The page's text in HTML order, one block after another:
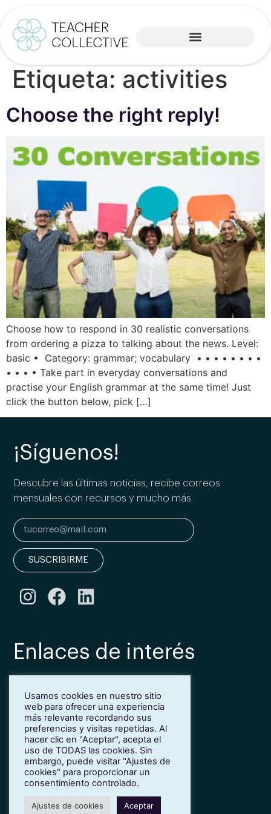
Etiqueta: activities
Choose the right reply!
Choose how to respond in 30 realistic conversations
from ordering a pizza to talking about the news. Level:
basic • Category: grammar; vocabulary • • • • • • • •
• • • • Take part in everyday conversations and
practise your English grammar at the same time! Just
click the button below, pick […]
¡Síguenos!
Descubre las últimas noticias, recibe correos
mensuales con recursos y mucho más.
SUSCRIBIRME
Enlaces de interés
Inmersión lingüística de inglés en Girona
Más idiomas para empresas
Blog
Contacto
Trabaja con nosotros
Política de privacidad
© 2022 Teacher Collective
Usamos cookies en nuestro sitio
web para ofrecer una experiencia
más relevante recordando sus
preferencias y visitas repetidas. Al
hacer clic en "Aceptar", acepta el
uso de TODAS las cookies. Sin
embargo, puede visitar "Ajustes de
cookies" para proporcionar un
consentimiento controlado.
Ajustes de cookies Aceptar